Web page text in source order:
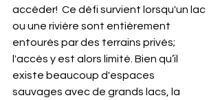
accéder!  Ce défi survient lorsqu'un lac
ou une rivière sont entièrement
entourés par des terrains privés;
l'accès y est alors limité. Bien qu’il
existe beaucoup d'espaces
sauvages avec de grands lacs, la